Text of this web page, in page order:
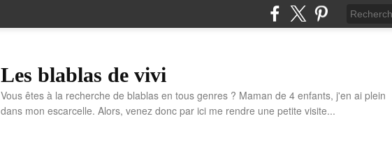
Les blablas de vivi
Vous êtes à la recherche de blablas en tous genres ? Maman de 4 enfants, j'en ai plein
dans mon escarcelle. Alors, venez donc par ici me rendre une petite visite...